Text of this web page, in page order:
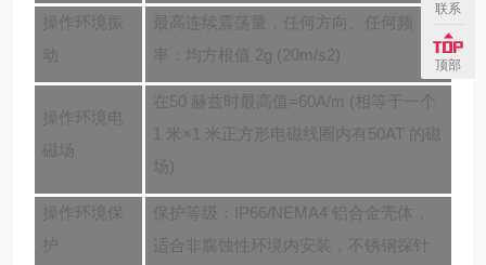
操作环境振
动
最高连续震荡量，任何方向、任何频
率：均方根值 2g (20m/s2)
操作环境电
磁场
在50 赫兹时最高值=60A/m (相等于一个
1 米×1 米正方形电磁线圈内有50AT 的磁
场)
操作环境保
护
保护等级：IP66/NEMA4 铝合金壳体，
适合非腐蚀性环境内安装，不锈钢探针
联系
顶部